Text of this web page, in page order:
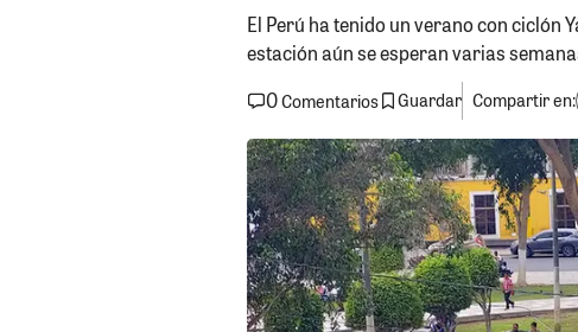
El Perú ha tenido un verano con ciclón
estación aún se esperan varias
0Comentarios Guardar Compartir en: